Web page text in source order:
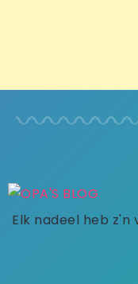
Elk nadeel heb z'n